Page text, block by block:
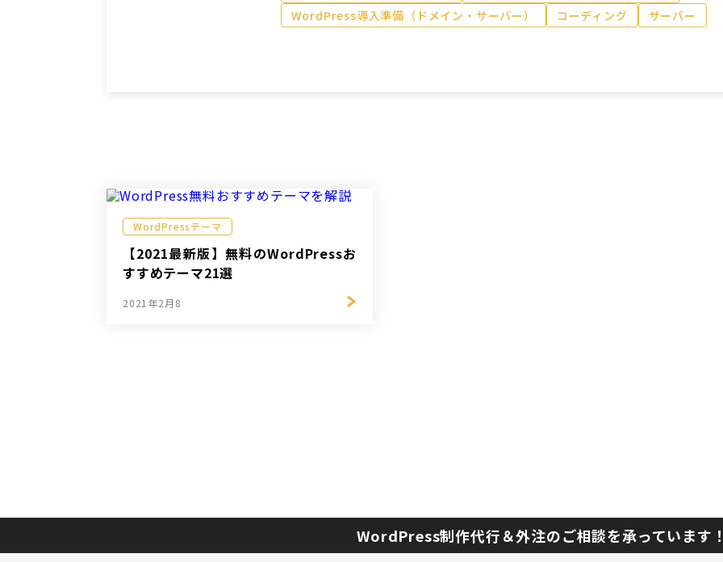
WordPress導入準備（ドメイン・サーバー）
コーディング サーバー
WordPressテーマ
【2021最新版】無料のWordPressお
すすめテーマ21選
2021年2月8
WordPress制作代行＆外注のご相談を承っています